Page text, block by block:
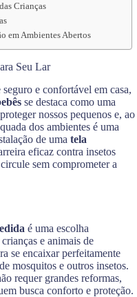
Crianças
em Ambientes Abertos
Seu Lar
e confortável em casa,
se destaca como uma
nossos pequenos e, ao
dos ambientes é uma
de uma tela
eficaz contra insetos
sem comprometer a
é uma escolha
e animais de
se encaixar perfeitamente
mosquitos e outros insetos.
requer grandes reformas,
busca conforto e proteção.